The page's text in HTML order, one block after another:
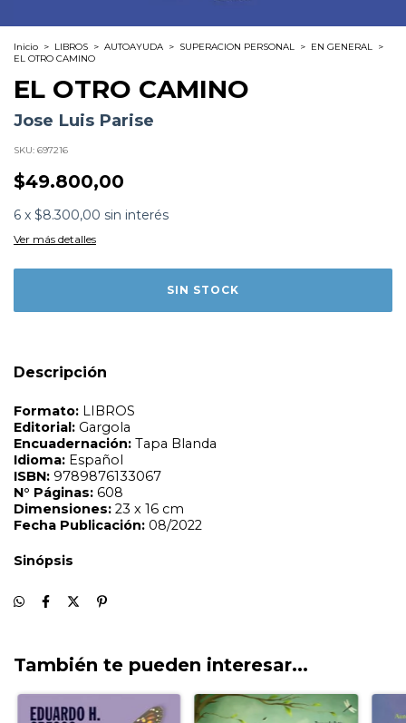
Inicio > LIBROS > AUTOAYUDA > SUPERACION PERSONAL > EN GENERAL >
EL OTRO CAMINO
EL OTRO CAMINO
Jose Luis Parise
SKU: 697216
$49.800,00
6 x $8.300,00 sin interés
Ver más detalles
Descripción
Formato:LIBROS
Encuadernación:
ISBN:9789876133067
Fecha Publicación:08/2022
También te pueden interesar...